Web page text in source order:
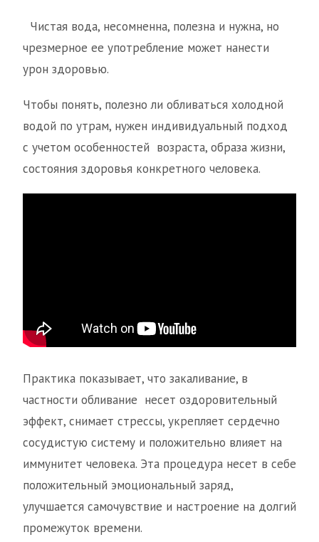
Чистая вода, несомненна, полезна и нужна, но
чрезмерное ее употребление может нанести
урон здоровью.
Чтобы понять, полезно ли обливаться холодной
водой по утрам, нужен индивидуальный подход
с учетом особенностей возраста, образа жизни,
состояния здоровья конкретного человека.
Практика показывает, что закаливание, в
частности обливание несет оздоровительный
эффект, снимает стрессы, укрепляет сердечно
сосудистую систему и положительно влияет на
иммунитет человека. Эта процедура несет в себе
положительный эмоциональный заряд,
улучшается самочувствие и настроение на долгий
промежуток времени.